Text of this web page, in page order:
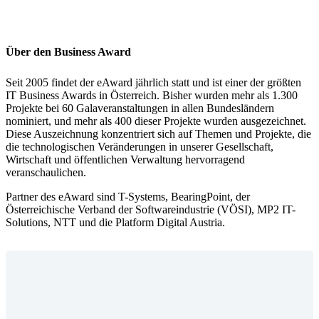
Über den Business Award
Seit 2005 findet der eAward jährlich statt und ist einer der größten
IT Business Awards in Österreich. Bisher wurden mehr als 1.300
Projekte bei 60 Galaveranstaltungen in allen Bundesländern
nominiert, und mehr als 400 dieser Projekte wurden ausgezeichnet.
Diese Auszeichnung konzentriert sich auf Themen und Projekte, die
die technologischen Veränderungen in unserer Gesellschaft,
Wirtschaft und öffentlichen Verwaltung hervorragend
veranschaulichen.
Partner des eAward sind T-Systems, BearingPoint, der
Österreichische Verband der Softwareindustrie (VÖSI), MP2 IT-
Solutions, NTT und die Platform Digital Austria.